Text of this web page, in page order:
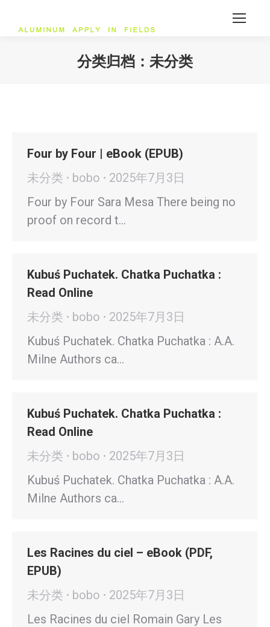
分类归档： 未分类
Four by Four | eBook (EPUB)
未分类
bobo
2025年7月3日
Four by Four Sara Mesa There being no
proof on record t…
Kubuś Puchatek. Chatka Puchatka :
Read Online
未分类
bobo
2025年7月3日
Kubuś Puchatek. Chatka Puchatka : A.A.
Milne Authors ca…
Kubuś Puchatek. Chatka Puchatka :
Read Online
未分类
bobo
2025年7月3日
Kubuś Puchatek. Chatka Puchatka : A.A.
Milne Authors ca…
Les Racines du ciel – eBook (PDF,
EPUB)
未分类
bobo
2025年7月3日
Les Racines du ciel Romain Gary Les